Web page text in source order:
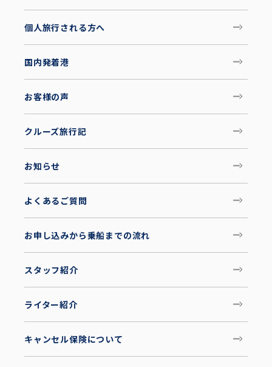
個人旅行される方へ
国内発着港
お客様の声
クルーズ旅行記
お知らせ
よくあるご質問
お申し込みから乗船までの流れ
スタッフ紹介
ライター紹介
キャンセル保険について